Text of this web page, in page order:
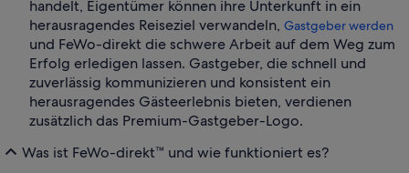
handelt, Eigentümer können ihre Unterkunft in ein
herausragendes Reiseziel verwandeln, Gastgeber werden
und FeWo-direkt die schwere Arbeit auf dem Weg zum
Erfolg erledigen lassen. Gastgeber, die schnell und
zuverlässig kommunizieren und konsistent ein
herausragendes Gästeerlebnis bieten, verdienen
zusätzlich das Premium-Gastgeber-Logo.
Was ist FeWo-direkt™ und wie funktioniert es?